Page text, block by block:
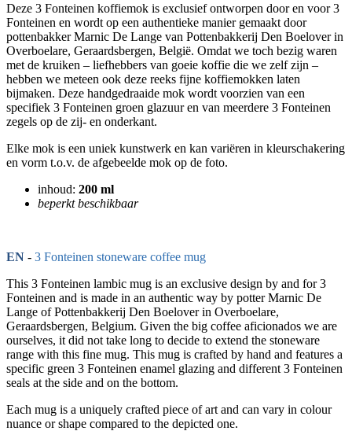
Deze 3 Fonteinen koffiemok is exclusief ontworpen door en voor 3
Fonteinen en wordt op een authentieke manier gemaakt door
pottenbakker Marnic De Lange van Pottenbakkerij Den Boelover in
Overboelare, Geraardsbergen, België. Omdat we toch bezig waren
met de kruiken – liefhebbers van goeie koffie die we zelf zijn –
hebben we meteen ook deze reeks fijne koffiemokken laten
bijmaken. Deze handgedraaide mok wordt voorzien van een
specifiek 3 Fonteinen groen glazuur en van meerdere 3 Fonteinen
zegels op de zij- en onderkant.
Elke mok is een uniek kunstwerk en kan variëren in kleurschakering
en vorm t.o.v. de afgebeelde mok op de foto.
inhoud: 200 ml
beperkt beschikbaar
EN - 3 Fonteinen stoneware coffee mug
This 3 Fonteinen lambic mug is an exclusive design by and for 3
Fonteinen and is made in an authentic way by potter Marnic De
Lange of Pottenbakkerij Den Boelover in Overboelare,
Geraardsbergen, Belgium. Given the big coffee aficionados we are
ourselves, it did not take long to decide to extend the stoneware
range with this fine mug. This mug is crafted by hand and features a
specific green 3 Fonteinen enamel glazing and different 3 Fonteinen
seals at the side and on the bottom.
Each mug is a uniquely crafted piece of art and can vary in colour
nuance or shape compared to the depicted one.